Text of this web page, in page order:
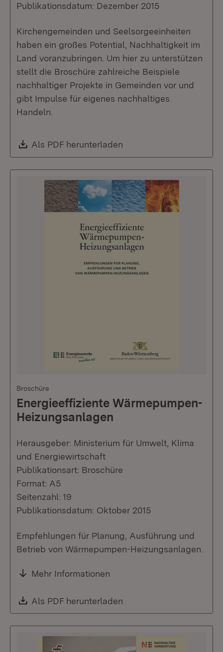
Publikationsdatum: Dezember 2015
Kirchengemeinden und Seelsorgeeinheiten
haben ein großes Potential, Nachhaltigkeit im
Land voranzubringen. Um hier zu unterstützen
stellt die Broschüre zahlreiche Beispiele
nachhaltiger Projekte in Gemeinden vor und
gibt Impulse für eigenes nachhaltiges
Handeln.
Download:
Als PDF herunterladen
Broschüre
Energieeffiziente Wärmepumpen-
Heizungsanlagen
Herausgeber: Ministerium für Umwelt, Klima
und Energiewirtschaft
Publikationsart: Broschüre
Format: A5
Seitenzahl: 19
Publikationsdatum: Oktober 2015
Empfehlungen für Planung, Ausführung und
Betrieb von Wärmepumpen-Heizungsanlagen.
Mehr Informationen
Download:
Als PDF herunterladen